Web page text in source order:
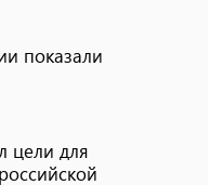
показали
цели для